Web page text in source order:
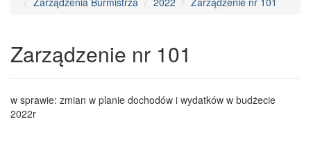
Zarządzenie nr 101
w sprawie: zmian w planie dochodów i wydatków w budżecie
2022r